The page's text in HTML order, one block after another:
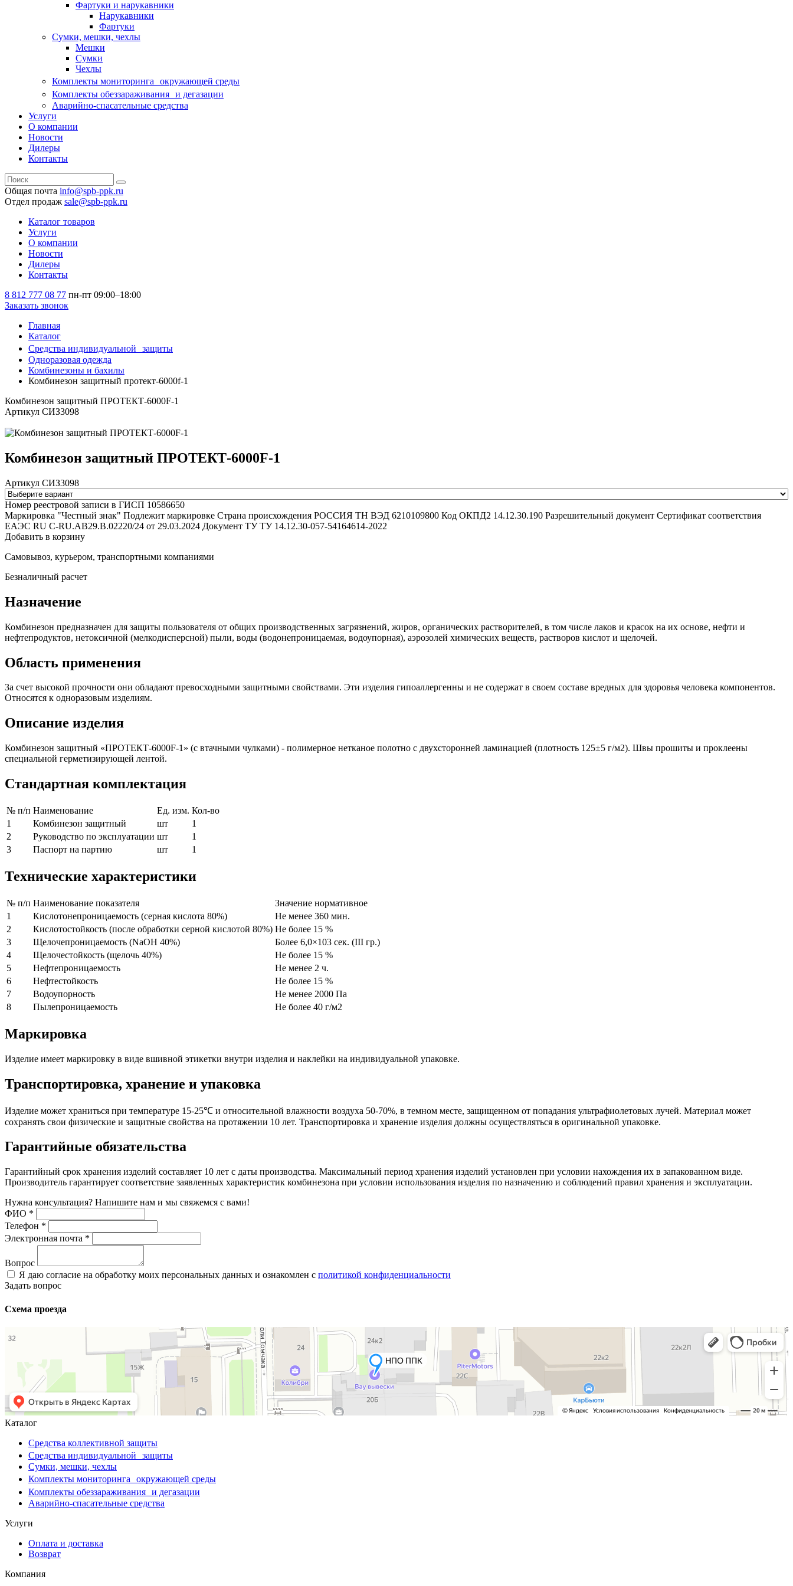
Фартуки и нарукавники
Нарукавники
Фартуки
Сумки, мешки, чехлы
Мешки
Сумки
Чехлы
Комплекты мониторинга окружающей среды
Комплекты обеззараживания и дегазации
Аварийно-спасательные средства
Услуги
О компании
Новости
Дилеры
Контакты
Общая почта info@spb-ppk.ru
Отдел продаж sale@spb-ppk.ru
Каталог товаров
Услуги
О компании
Новости
Дилеры
Контакты
8 812 777 08 77 пн-пт 09:00–18:00
Заказать звонок
Главная
Каталог
Средства индивидуальной защиты
Одноразовая одежда
Комбинезоны и бахилы
Комбинезон защитный протект-6000f-1
Комбинезон защитный ПРОТЕКТ-6000F-1
Артикул СИЗ3098
Комбинезон защитный ПРОТЕКТ-6000F-1
Артикул СИЗ3098
Номер реестровой записи в ГИСП 10586650
Маркировка "Честный знак" Подлежит маркировке Страна происхождения РОССИЯ ТН ВЭД 6210109800 Код ОКПД2 14.12.30.190 Разрешительный документ Сертификат соответствия
ЕАЭС RU С-RU.АВ29.В.02220/24 от 29.03.2024 Документ ТУ ТУ 14.12.30-057-54164614-2022
Добавить в корзину
Самовывоз, курьером, транспортными компаниями
Безналичный расчет
Назначение
Комбинезон предназначен для защиты пользователя от общих производственных загрязнений, жиров, органических растворителей, в том числе лаков и красок на их основе, нефти и
нефтепродуктов, нетоксичной (мелкодисперсной) пыли, воды (водонепроницаемая, водоупорная), аэрозолей химических веществ, растворов кислот и щелочей.
Область применения
За счет высокой прочности они обладают превосходными защитными свойствами. Эти изделия гипоаллергенны и не содержат в своем составе вредных для здоровья человека компонентов.
Относятся к одноразовым изделиям.
Описание изделия
Комбинезон защитный «ПРОТЕКТ-6000F-1» (с втачными чулками) - полимерное нетканое полотно с двухсторонней ламинацией (плотность 125±5 г/м2). Швы прошиты и проклеены
специальной герметизирующей лентой.
Стандартная комплектация
№ п/п Наименование Ед. изм. Кол-во
1
Комбинезон защитный шт
1
2
Руководство по эксплуатации шт
1
3
Паспорт на партию шт 1
Технические характеристики
№ п/п Наименование показателя
Значение нормативное
1
Кислотонепроницаемость (серная кислота 80%)
Не менее 360 мин.
2
Кислотостойкость (после обработки серной кислотой 80%) Не более 15 %
3
Щелочепроницаемость (NaOH 40%)
Более 6,0×103 сек. (III гр.)
4
Щелочестойкость (щелочь 40%)
Не более 15 %
5
Нефтепроницаемость
Не менее 2 ч.
6
Нефтестойкость
Не более 15 %
7
Водоупорность
Не менее 2000 Па
8
Пылепроницаемость Не более 40 г/м2
Маркировка
Изделие имеет маркировку в виде вшивной этикетки внутри изделия и наклейки на индивидуальной упаковке.
Транспортировка, хранение и упаковка
Изделие может храниться при температуре 15-25℃ и относительной влажности воздуха 50-70%, в темном месте, защищенном от попадания ультрафиолетовых лучей. Материал может
сохранять свои физические и защитные свойства на протяжении 10 лет. Транспортировка и хранение изделия должны осуществляться в оригинальной упаковке.
Гарантийные обязательства
Гарантийный срок хранения изделий составляет 10 лет с даты производства. Максимальный период хранения изделий установлен при условии нахождения их в запакованном виде.
Производитель гарантирует соответствие заявленных характеристик комбинезона при условии использования изделия по назначению и соблюдений правил хранения и эксплуатации.
Нужна консультация? Напишите нам и мы свяжемся с вами!
ФИО *
Телефон *
Электронная почта *
Вопрос
Я даю согласие на обработку моих персональных данных и ознакомлен с политикой конфиденциальности
Задать вопрос
Схема проезда
Каталог
Средства коллективной защиты
Средства индивидуальной защиты
Сумки, мешки, чехлы
Комплекты мониторинга окружающей среды
Комплекты обеззараживания и дегазации
Аварийно-спасательные средства
Услуги
Оплата и доставка
Возврат
Компания